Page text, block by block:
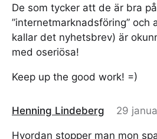
De som tycker att de är bra på
”internetmarknadsföring” och
kallar det nyhetsbrev) är
med oseriösa!
Keep up the good work! =)
Henning Lindeberg 29
Hvordan stopper man mon